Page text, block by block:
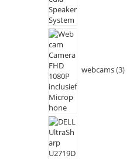
webcams 3